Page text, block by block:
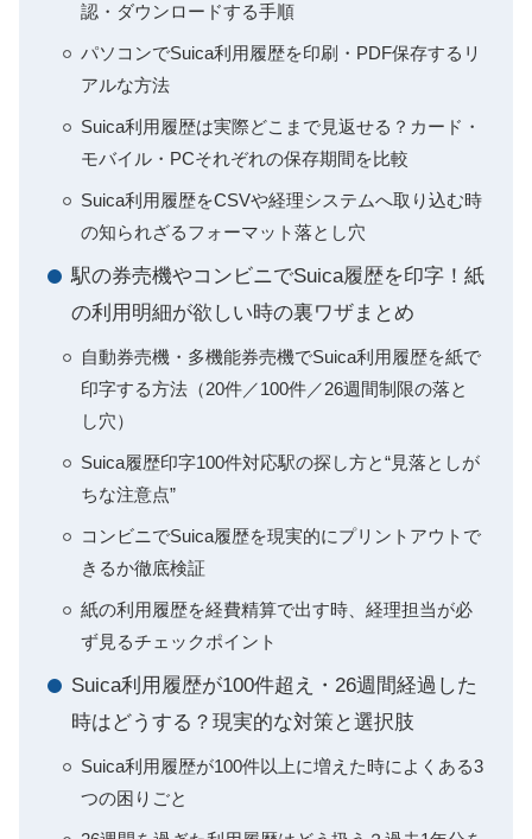
認・ダウンロードする手順
パソコンでSuica利用履歴を印刷・PDF保存するリ
アルな方法
Suica利用履歴は実際どこまで見返せる？カード・
モバイル・PCそれぞれの保存期間を比較
Suica利用履歴をCSVや経理システムへ取り込む時
の知られざるフォーマット落とし穴
駅の券売機やコンビニでSuica履歴を印字！紙
の利用明細が欲しい時の裏ワザまとめ
自動券売機・多機能券売機でSuica利用履歴を紙で
印字する方法（20件／100件／26週間制限の落と
し穴）
Suica履歴印字100件対応駅の探し方と“見落としが
ちな注意点”
コンビニでSuica履歴を現実的にプリントアウトで
きるか徹底検証
紙の利用履歴を経費精算で出す時、経理担当が必
ず見るチェックポイント
Suica利用履歴が100件超え・26週間経過した
時はどうする？現実的な対策と選択肢
Suica利用履歴が100件以上に増えた時によくある3
つの困りごと